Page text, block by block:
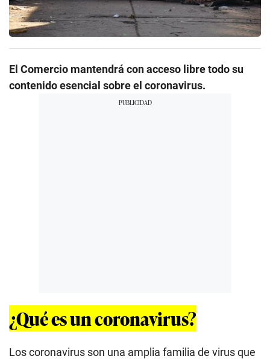
El Comercio mantendrá con acceso libre todo su
contenido esencial sobre el coronavirus.
¿Qué es un coronavirus?
Los coronavirus son una amplia familia de virus que